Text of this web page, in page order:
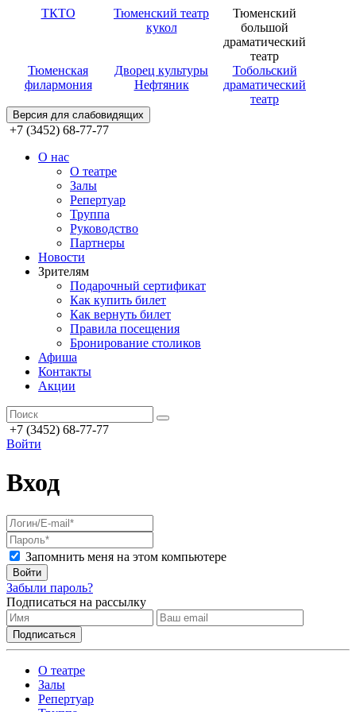
ТКТО
Тюменский театр
кукол
Тюменский
большой
драматический
театр
Тюменская
филармония
Дворец культуры
Нефтяник
Тобольский
драматический
театр
Версия для слабовидящих
+7 (3452) 68-77-77
О нас
О театре
Залы
Репертуар
Труппа
Руководство
Партнеры
Новости
Зрителям
Подарочный сертификат
Как купить билет
Как вернуть билет
Правила посещения
Бронирование столиков
Афиша
Контакты
Акции
+7 (3452) 68-77-77
Войти
Вход
Запомнить меня на этом компьютере
Войти
Забыли пароль?
Подписаться на рассылку
О театре
Залы
Репертуар